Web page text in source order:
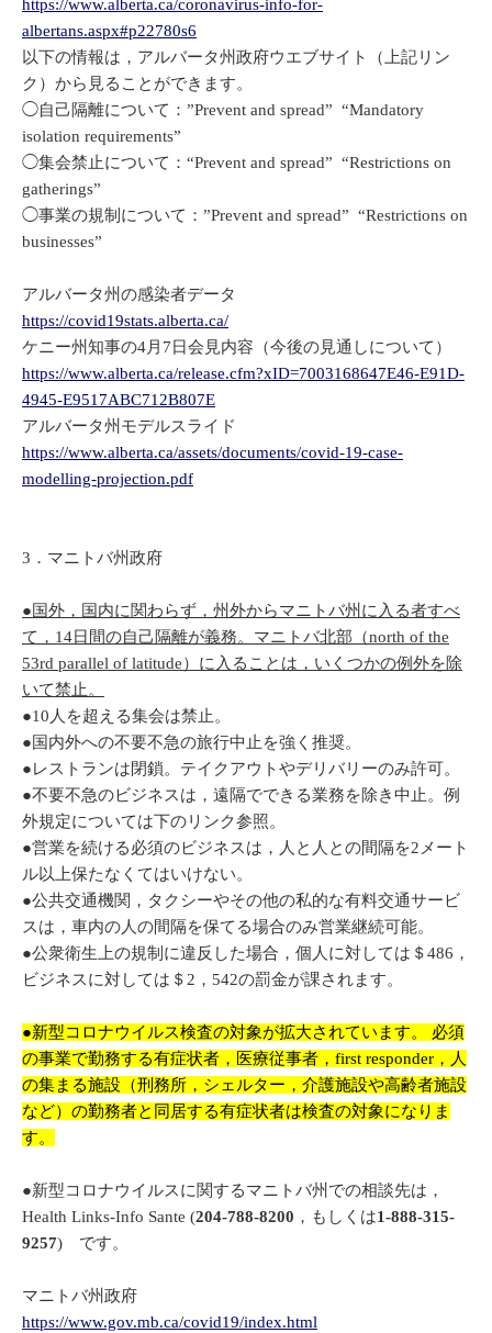
https://www.alberta.ca/coronavirus-info-for-
albertans.aspx#p22780s6
以下の情報は，アルバータ州政府ウエブサイト（上記リン
ク）から見ることができます。
◯自己隔離について：”Prevent and spread” “Mandatory
isolation requirements”
◯集会禁止について：“Prevent and spread” “Restrictions on
gatherings”
◯事業の規制について：”Prevent and spread” “Restrictions on
businesses”
アルバータ州の感染者データ
https://covid19stats.alberta.ca/
ケニー州知事の4月7日会見内容（今後の見通しについて）
https://www.alberta.ca/release.cfm?xID=7003168647E46-E91D-
4945-E9517ABC712B807E
アルバータ州モデルスライド
https://www.alberta.ca/assets/documents/covid-19-case-
modelling-projection.pdf
3．マニトバ州政府
●国外，国内に関わらず，州外からマニトバ州に入る者すべ
て，14日間の自己隔離が義務。マニトバ北部（north of the
53rd parallel of latitude）に入ることは，いくつかの例外を除
いて禁止。
●10人を超える集会は禁止。
●国内外への不要不急の旅行中止を強く推奨。
●レストランは閉鎖。テイクアウトやデリバリーのみ許可。
●不要不急のビジネスは，遠隔でできる業務を除き中止。例
外規定については下のリンク参照。
●営業を続ける必須のビジネスは，人と人との間隔を2メート
ル以上保たなくてはいけない。
●公共交通機関，タクシーやその他の私的な有料交通サービ
スは，車内の人の間隔を保てる場合のみ営業継続可能。
●公衆衛生上の規制に違反した場合，個人に対しては＄486，
ビジネスに対しては＄2，542の罰金が課されます。
●新型コロナウイルス検査の対象が拡大されています。 必須
の事業で勤務する有症状者，医療従事者，first responder，人
の集まる施設（刑務所，シェルター，介護施設や高齢者施設
など）の勤務者と同居する有症状者は検査の対象になりま
す。
●新型コロナウイルスに関するマニトバ州での相談先は，
Health Links-Info Sante (204-788-8200 ，もしくは1-888-315-
9257) です。
マニトバ州政府
https://www.gov.mb.ca/covid19/index.html